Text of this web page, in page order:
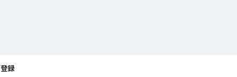
録